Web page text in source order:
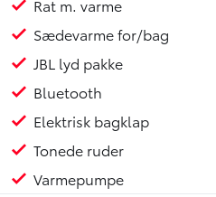
- Tidligere undervognsbehandlet
Rat m. varme
Sædevarme for/bag
JBL lyd pakke
Bluetooth
Elektrisk bagklap
Tonede ruder
Varmepumpe